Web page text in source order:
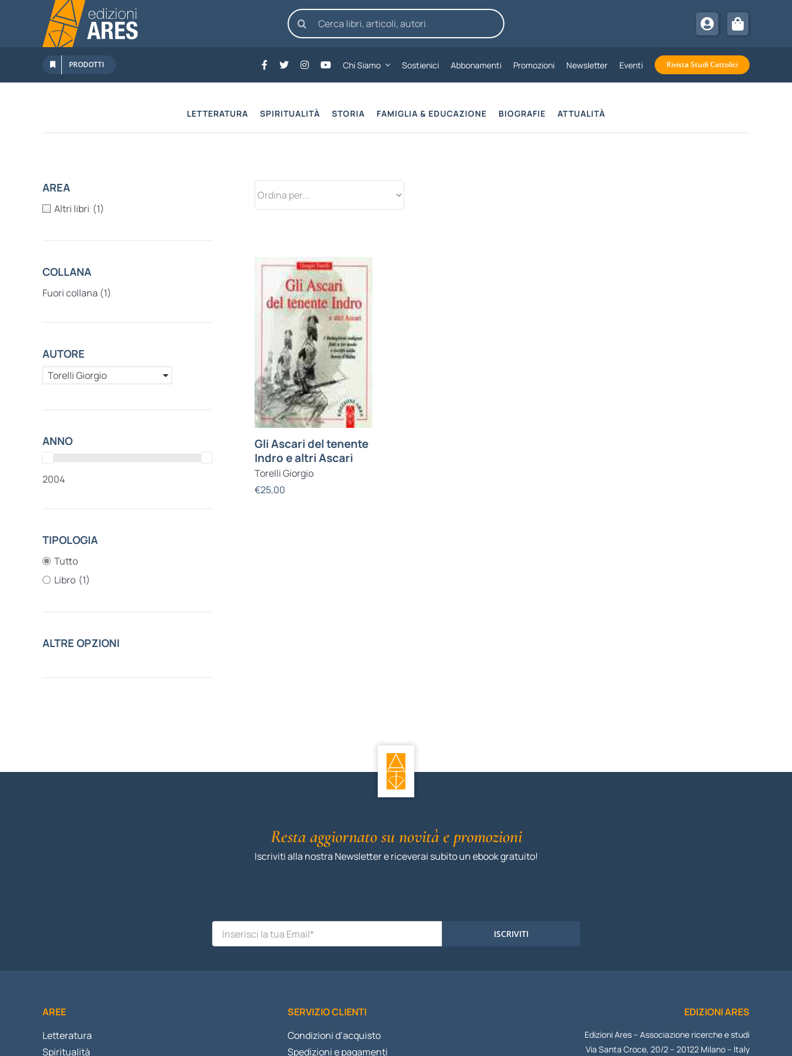
contenuto
Cerca
per:
PRODOTTI Chi Siamo Sostienici Abbonamenti Promozioni Newsletter Eventi Rivista Studi Cattolici
LETTERATURA SPIRITUALITÀ STORIA FAMIGLIA & EDUCAZIONE BIOGRAFIE ATTUALITÀ
Gli Ascari del tenente
Indro e altri Ascari
Torelli Giorgio
€25,00
AREA
Altri libri (1)
COLLANA
Fuori collana (1)
AUTORE
Torelli Giorgio
ANNO
2004
TIPOLOGIA
Tutto
Libro (1)
ALTRE OPZIONI
Resta aggiornato su novità e promozioni
Iscriviti alla nostra Newsletter e riceverai subito un ebook gratuito!
ISCRIVITI
AREE
Letteratura
Spiritualità
SERVIZIO CLIENTI
Condizioni d’acquisto
Spedizioni e pagamenti
EDIZIONI ARES
Edizioni Ares – Associazione ricerche e studi
Via Santa Croce, 20/2 – 20122 Milano – Italy